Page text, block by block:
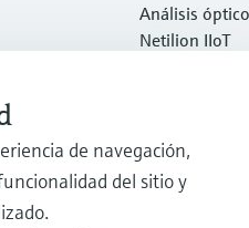
ctos de sistema
Análisis óptico
Netilion IIoT
Productos
Servicios
de navegación,
del sitio y